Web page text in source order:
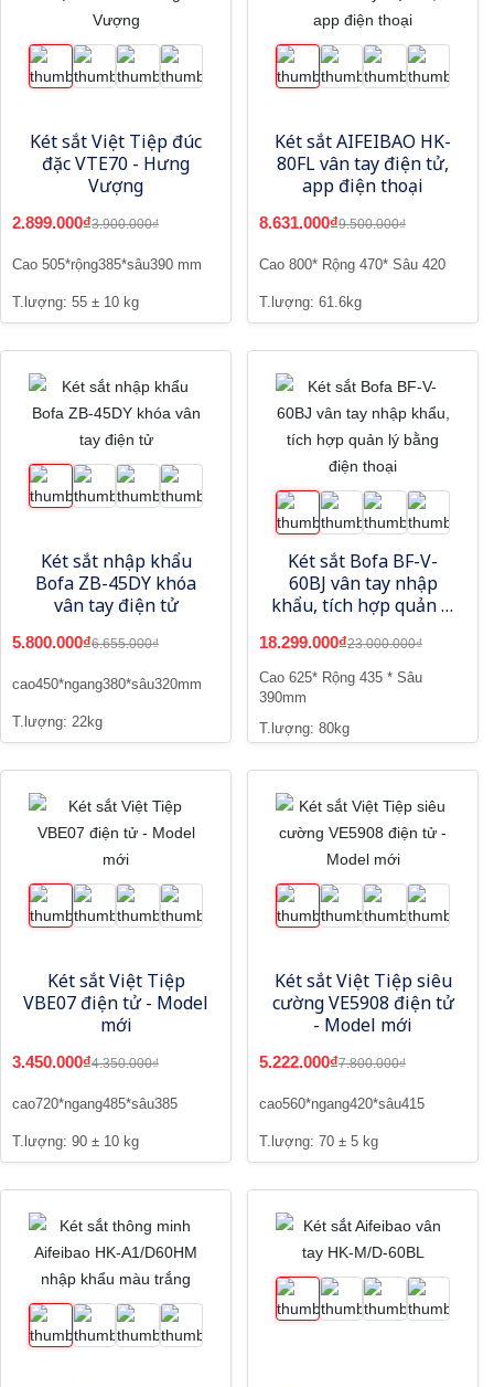
Két sắt Việt Tiệp đúc
đặc VTE70 - Hưng
Vượng
2.899.000₫3.900.000₫
Cao 505*rộng385*sâu390 mm
T.lượng: 55 ± 10 kg
Két sắt AIFEIBAO HK-
80FL vân tay điện tử,
app điện thoại
8.631.000₫9.500.000₫
Cao 800* Rộng 470* Sâu 420
T.lượng: 61.6kg
Két sắt nhập khẩu
Bofa ZB-45DY khóa
vân tay điện tử
5.800.000₫6.655.000₫
cao450*ngang380*sâu320mm
T.lượng: 22kg
Két sắt Bofa BF-V-
60BJ vân tay nhập
khẩu, tích hợp quản lý
18.299.000₫23.000.000₫
Cao 625* Rộng 435 * Sâu
390mm
T.lượng: 80kg
Két sắt Việt Tiệp
VBE07 điện tử - Model
mới
3.450.000₫4.350.000₫
cao720*ngang485*sâu385
T.lượng: 90 ± 10 kg
Két sắt Việt Tiệp siêu
cường VE5908 điện tử
- Model mới
5.222.000₫7.800.000₫
cao560*ngang420*sâu415
T.lượng: 70 ± 5 kg